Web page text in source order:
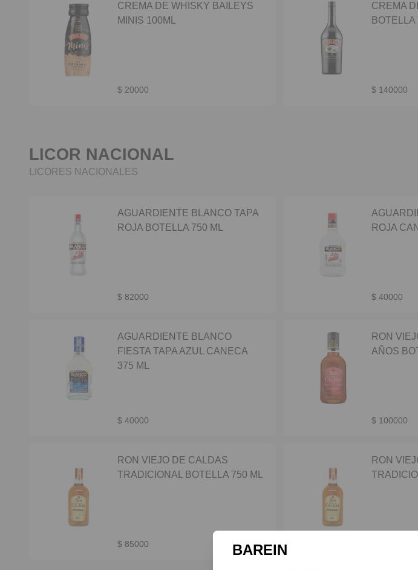
CREMA DE WHISKY BAILEYS
MINIS 100ML
$ 20000
CREMA
BOTELLA
$ 140000
LICOR NACIONAL
LICORES NACIONALES
AGUARDIENTE BLANCO TAPA
ROJA BOTELLA 750 ML
$ 82000
ROJA
$ 40000
AGUARDIENTE BLANCO
FIESTA TAPA AZUL CANECA
375 ML
$ 40000
RON
AÑOS
$ 100000
RON VIEJO DE CALDAS
TRADICIONAL BOTELLA 750 ML
$ 85000
RON
BAREIN